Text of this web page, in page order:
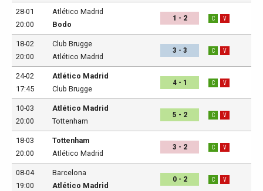
28-01
20:00
Atlético Madrid
Bodo
1 - 2 C V
18-02
20:00
Club Brugge
Atlético Madrid
3 - 3 C V
24-02
17:45
Atlético Madrid
Club Brugge
4 - 1 C V
10-03
20:00
Atlético Madrid
Tottenham
5 - 2 C V
18-03
20:00
Tottenham
Atlético Madrid
3 - 2 C V
08-04
19:00
Barcelona
Atlético Madrid
0 - 2 C V